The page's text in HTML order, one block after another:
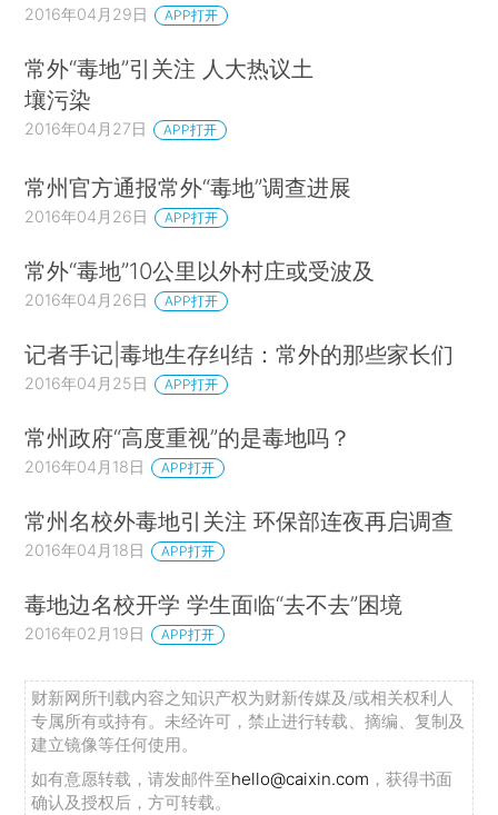
2016年04月29日 APP打开
常外“毒地”引关注 人大热议土
壤污染
2016年04月27日 APP打开
常州官方通报常外“毒地”调查进展
2016年04月26日 APP打开
常外“毒地”10公里以外村庄或受波及
2016年04月26日 APP打开
记者手记|毒地生存纠结：常外的那些家长们
2016年04月25日 APP打开
常州政府“高度重视”的是毒地吗？
2016年04月18日 APP打开
常州名校外毒地引关注 环保部连夜再启调查
2016年04月18日 APP打开
毒地边名校开学 学生面临“去不去”困境
2016年02月19日 APP打开
财新网所刊载内容之知识产权为财新传媒及/或相关权利人
专属所有或持有。未经许可，禁止进行转载、摘编、复制及
建立镜像等任何使用。
如有意愿转载，请发邮件至hello@caixin.com ，获得书面
确认及授权后，方可转载。